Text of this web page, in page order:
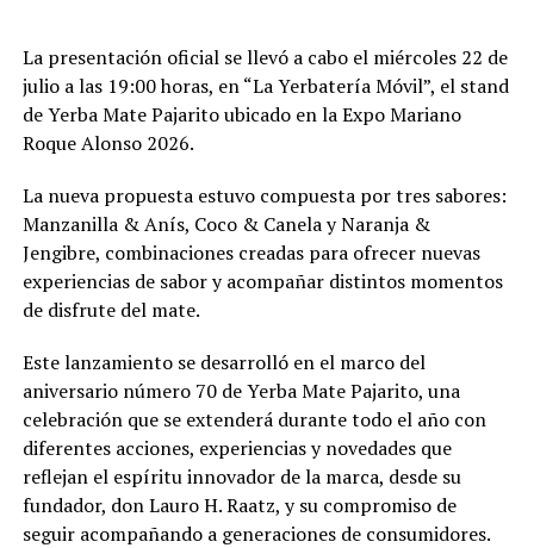
La presentación oficial se llevó a cabo el miércoles 22 de
julio a las 19:00 horas, en “La Yerbatería Móvil”, el stand
de Yerba Mate Pajarito ubicado en la Expo Mariano
Roque Alonso 2026.
La nueva propuesta estuvo compuesta por tres sabores:
Manzanilla & Anís, Coco & Canela y Naranja &
Jengibre, combinaciones creadas para ofrecer nuevas
experiencias de sabor y acompañar distintos momentos
de disfrute del mate.
Este lanzamiento se desarrolló en el marco del
aniversario número 70 de Yerba Mate Pajarito, una
celebración que se extenderá durante todo el año con
diferentes acciones, experiencias y novedades que
reflejan el espíritu innovador de la marca, desde su
fundador, don Lauro H. Raatz, y su compromiso de
seguir acompañando a generaciones de consumidores.